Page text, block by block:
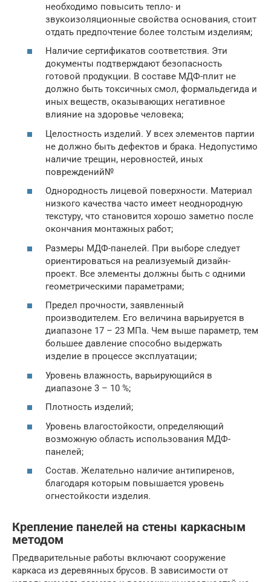
необходимо повысить тепло- и
звукоизоляционные свойства основания, стоит
отдать предпочтение более толстым изделиям;
Наличие сертификатов соответствия. Эти
документы подтверждают безопасность
готовой продукции. В составе МДФ-плит не
должно быть токсичных смол, формальдегида и
иных веществ, оказывающих негативное
влияние на здоровье человека;
Целостность изделий. У всех элементов партии
не должно быть дефектов и брака. Недопустимо
наличие трещин, неровностей, иных
повреждений№
Однородность лицевой поверхности. Материал
низкого качества часто имеет неоднородную
текстуру, что становится хорошо заметно после
окончания монтажных работ;
Размеры МДФ-панелей. При выборе следует
ориентироваться на реализуемый дизайн-
проект. Все элементы должны быть с одними
геометрическими параметрами;
Предел прочности, заявленный
производителем. Его величина варьируется в
диапазоне 17 – 23 МПа. Чем выше параметр, тем
большее давление способно выдержать
изделие в процессе эксплуатации;
Уровень влажность, варьирующийся в
диапазоне 3 – 10 %;
Плотность изделий;
Уровень влагостойкости, определяющий
возможную область использования МДФ-
панелей;
Состав. Желательно наличие антипиренов,
благодаря которым повышается уровень
огнестойкости изделия.
Крепление панелей на стены каркасным
методом
Предварительные работы включают сооружение
каркаса из деревянных брусов. В зависимости от